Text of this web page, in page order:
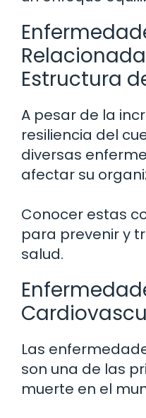
Estructura
A pesar de la
resiliencia del
diversas
afectar su
Conocer estas
para prevenir y
salud.
Las
son una de las
muerte en el